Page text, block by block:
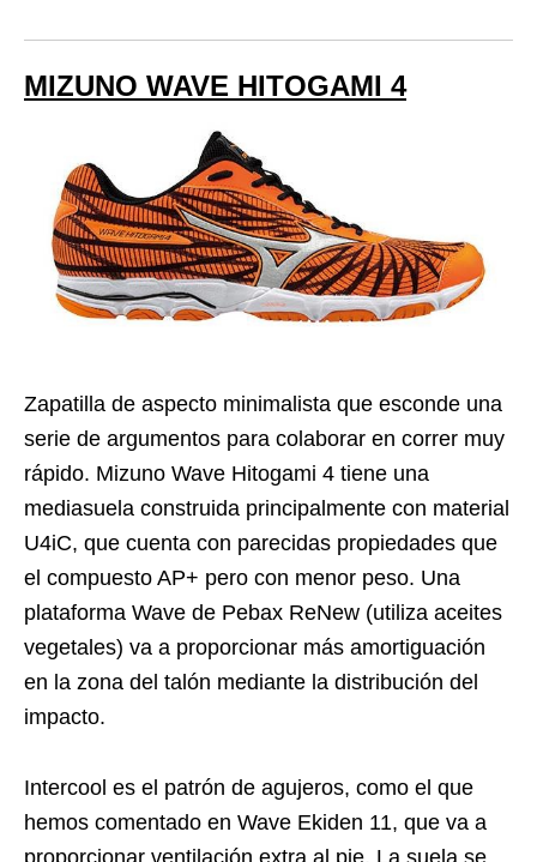
MIZUNO WAVE HITOGAMI 4
Zapatilla de aspecto minimalista que esconde una
serie de argumentos para colaborar en correr muy
rápido. Mizuno Wave Hitogami 4 tiene una
mediasuela construida principalmente con material
U4iC, que cuenta con parecidas propiedades que
el compuesto AP+ pero con menor peso. Una
plataforma Wave de Pebax ReNew (utiliza aceites
vegetales) va a proporcionar más amortiguación
en la zona del talón mediante la distribución del
impacto.
Intercool es el patrón de agujeros, como el que
hemos comentado en Wave Ekiden 11, que va a
proporcionar ventilación extra al pie. La suela se